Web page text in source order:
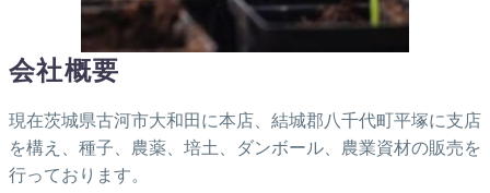
会社概要
現在茨城県古河市大和田に本店、結城郡八千代町平塚に支店
を構え、種子、農薬、培土、ダンボール、農業資材の販売を
行っております。